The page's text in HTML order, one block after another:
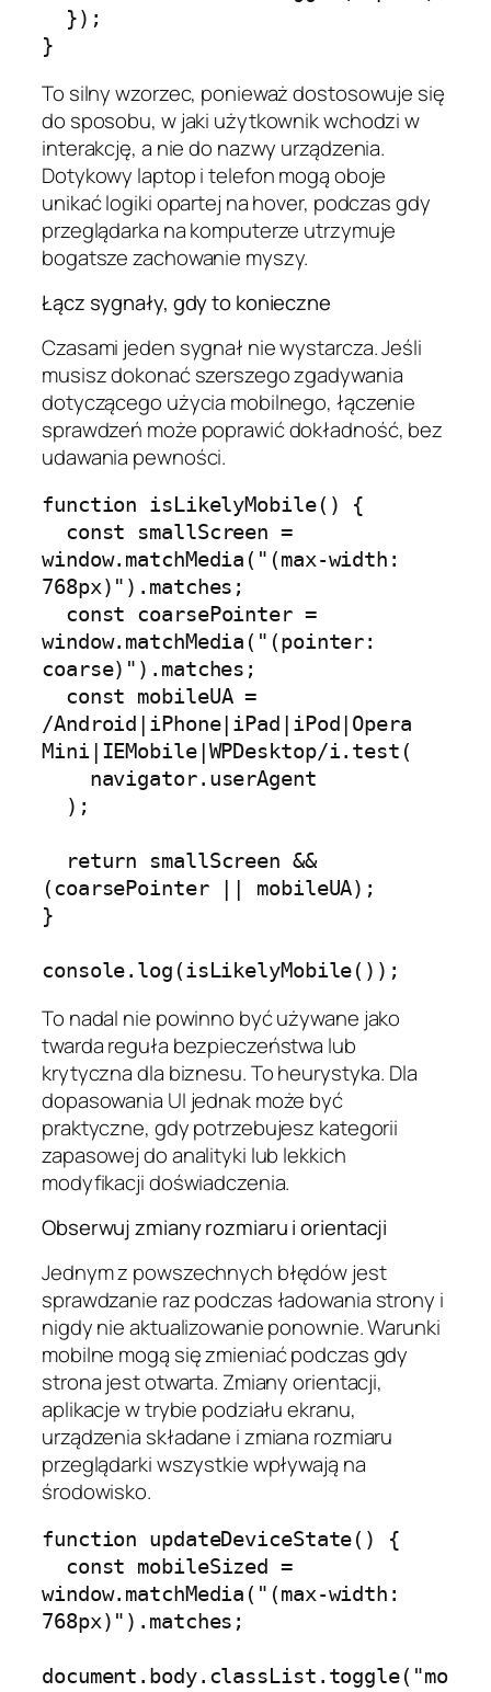
To silny wzorzec, ponieważ dostosowuje się
do sposobu, w jaki użytkownik wchodzi w
interakcję, a nie do nazwy urządzenia.
Dotykowy laptop i telefon mogą oboje
unikać logiki opartej na hover, podczas gdy
przeglądarka na komputerze utrzymuje
bogatsze zachowanie myszy.
Łącz sygnały, gdy to konieczne
Czasami jeden sygnał nie wystarcza. Jeśli
musisz dokonać szerszego zgadywania
dotyczącego użycia mobilnego, łączenie
sprawdzeń może poprawić dokładność, bez
udawania pewności.
function isLikelyMobile() {
window.matchMedia("(max-width:
768px)").matches;
window.matchMedia("(pointer:
coarse)").matches;
/Android|iPhone|iPad|iPod|Opera
Mini|IEMobile|WPDesktop/i.test(
(coarsePointer || mobileUA);
}
To nadal nie powinno być używane jako
twarda reguła bezpieczeństwa lub
krytyczna dla biznesu. To heurystyka. Dla
dopasowania UI jednak może być
praktyczne, gdy potrzebujesz kategorii
zapasowej do analityki lub lekkich
modyfikacji doświadczenia.
Obserwuj zmiany rozmiaru i orientacji
Jednym z powszechnych błędów jest
sprawdzanie raz podczas ładowania strony i
nigdy nie aktualizowanie ponownie. Warunki
mobilne mogą się zmieniać podczas gdy
strona jest otwarta. Zmiany orientacji,
aplikacje w trybie podziału ekranu,
urządzenia składane i zmiana rozmiaru
przeglądarki wszystkie wpływają na
środowisko.
function updateDeviceState() {
window.matchMedia("(max-width:
768px)").matches;
document.body.classList.toggle("mo